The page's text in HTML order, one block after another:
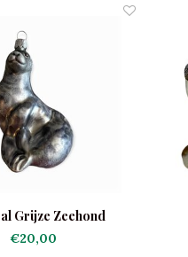
Grijze Zeehond
€20,00